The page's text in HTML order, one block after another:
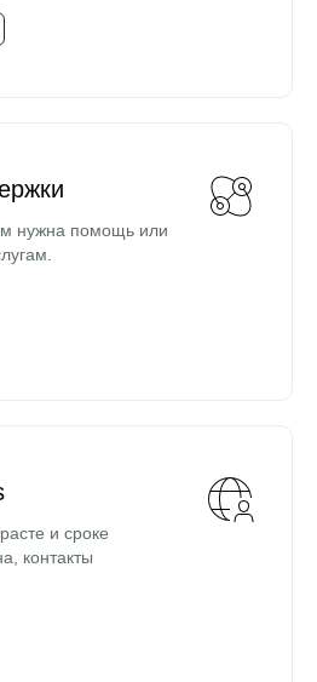
нужна помощь или
и сроке
контакты